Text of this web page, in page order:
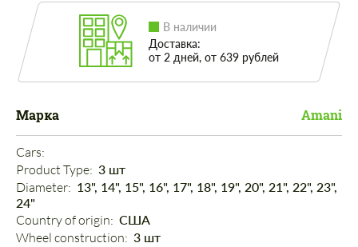
В наличии
Доставка:
от 2 дней, от 639 рублей
Марка Amani
Cars:
Product Type: 3 шт
Diameter: 13", 14", 15", 16", 17", 18", 19", 20", 21", 22", 23",
24"
Country of origin: США
Wheel construction: 3 шт